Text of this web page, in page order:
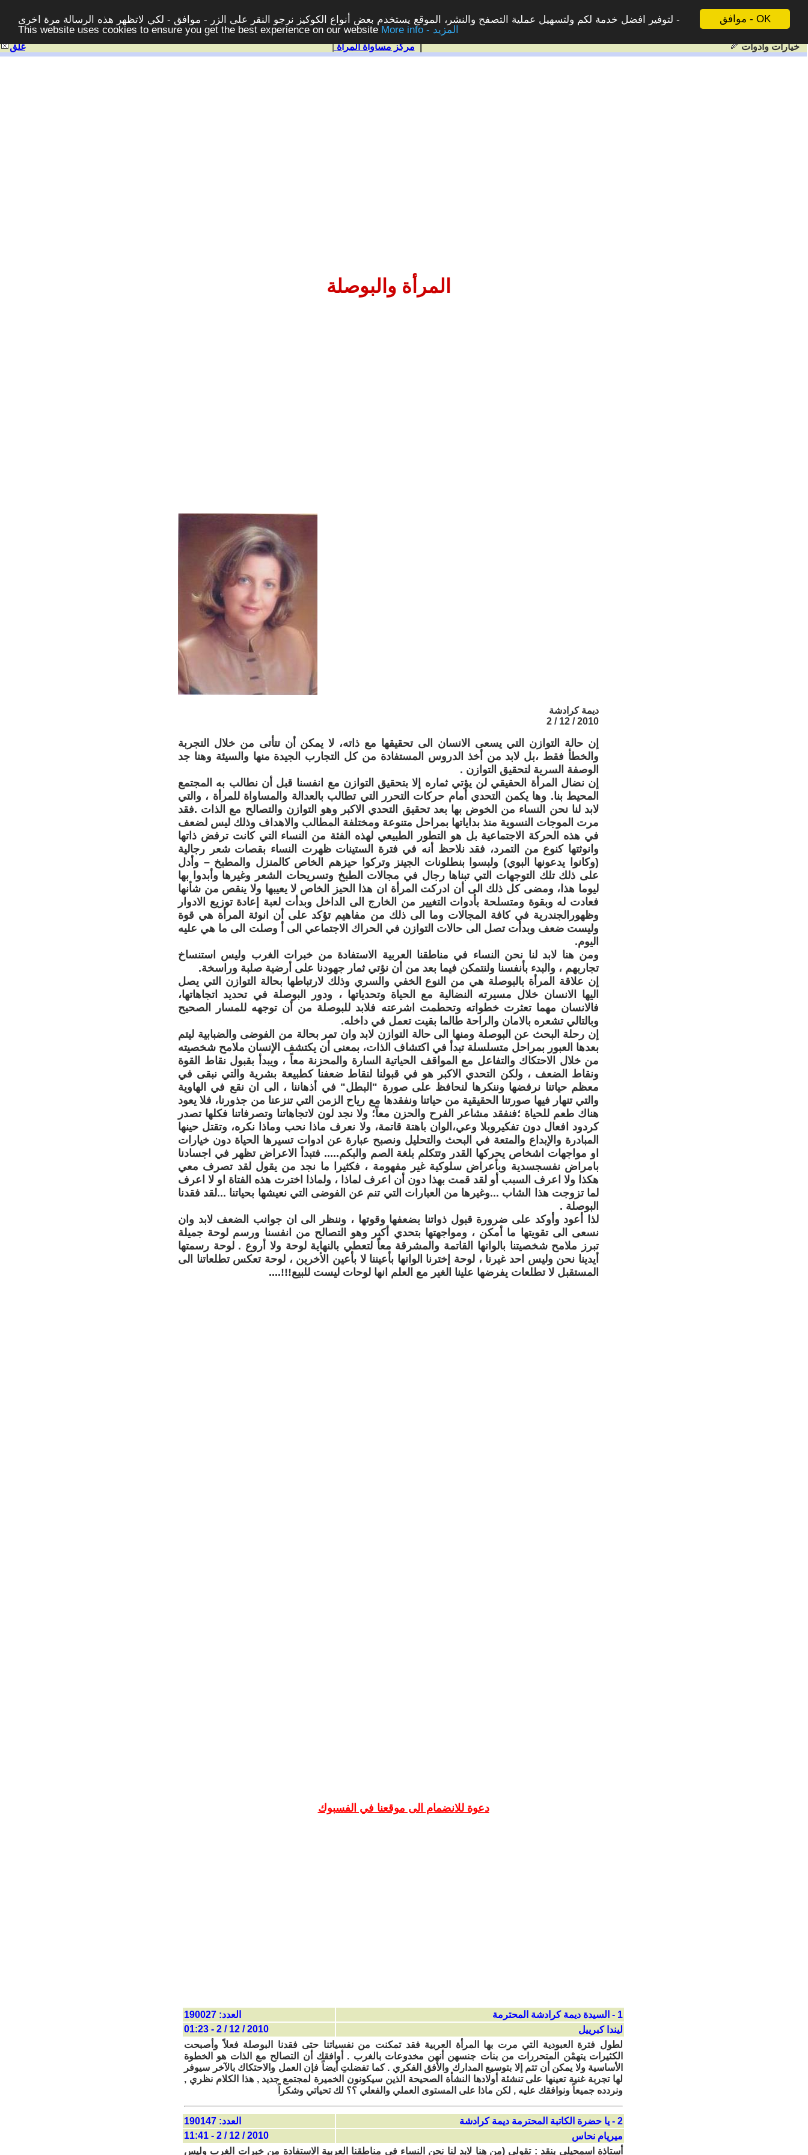
موافق - OK
لتوفير افضل خدمة لكم ولتسهيل عملية التصفح والنشر، الموقع يستخدم بعض أنواع الكوكيز نرجو النقر على الزر - موافق - لكي لاتظهر هذه الرسالة مرة اخرى -
This website uses cookies to ensure you get the best experience on our website
More info - المزيد
غلق | مركز مساواة المرأة| خيارات وادوات
المرأة والبوصلة
ديمة كرادشة
2010 / 12 / 2
إن حالة التوازن التي يسعى الانسان الى تحقيقها مع ذاته، لا يمكن أن تتأتى من خلال التجربة
والخطأ فقط ،بل لابد من أخذ الدروس المستفادة من كل التجارب الجيدة منها والسيئة وهنا جد
الوصفة السرية لتحقيق التوازن .
إن نضال المرأة الحقيقي لن يؤتي ثماره إلا بتحقيق التوازن مع انفسنا قبل أن نطالب به المجتمع
المحيط بنا. وها يكمن التحدي أمام حركات التحرر التي تطالب بالعدالة والمساواة للمرأة ، والتي
لابد لنا نحن النساء من الخوض بها بعد تحقيق التحدي الاكبر وهو التوازن والتصالح مع الذات .فقد
مرت الموجات النسوية منذ بداياتها بمراحل متنوعة ومختلفة المطالب والاهداف وذلك ليس لضعف
في هذه الحركة الاجتماعية بل هو التطور الطبيعي لهذه الفئة من النساء التي كانت ترفض ذاتها
وانوثتها كنوع من التمرد، فقد نلاحظ أنه في فترة الستينات ظهرت النساء بقصات شعر رجالية
(وكانوا يدعونها البوي) ولبسوا بنطلونات الجينز وتركوا حيزهم الخاص كالمنزل والمطبخ – وأدل
على ذلك تلك التوجهات التي تبناها رجال في مجالات الطبخ وتسريحات الشعر وغيرها وأبدوا بها
ليوما هذا، ومضى كل ذلك الى أن ادركت المرأة ان هذا الحيز الخاص لا يعيبها ولا ينقص من شأنها
فعادت له وبقوة ومتسلحة بأدوات التغيير من الخارج الى الداخل وبدأت لعبة إعادة توزيع الادوار
وظهورالجندرية في كافة المجالات وما الى ذلك من مفاهيم تؤكد على أن انوثة المرأة هي قوة
وليست ضعف وبدأت تصل الى حالات التوازن في الحراك الاجتماعي الى أ وصلت الى ما هي عليه
اليوم.
ومن هنا لابد لنا نحن النساء في مناطقنا العربية الاستفادة من خبرات الغرب وليس استنساخ
تجاربهم ، والبدء بأنفسنا ولنتمكن فيما بعد من أن نؤتي ثمار جهودنا على أرضية صلبة وراسخة.
إن علاقة المرأة بالبوصلة هي من النوع الخفي والسري وذلك لارتباطها بحالة التوازن التي يصل
اليها الانسان خلال مسيرته النضالية مع الحياة وتحدياتها ، ودور البوصلة في تحديد اتجاهاتها،
فالانسان مهما تعثرت خطواته وتحطمت اشرعته فلابد للبوصلة من أن توجهه للمسار الصحيح
وبالتالي تشعره بالامان والراحة طالما بقيت تعمل في داخله.
إن رحلة البحث عن البوصلة ومنها الى حالة التوازن لابد وان تمر بحالة من الفوضى والضبابية ليتم
بعدها العبور بمراحل متسلسلة تبدأ في اكتشاف الذات، بمعنى أن يكتشف الإنسان ملامح شخصيته
من خلال الاحتكاك والتفاعل مع المواقف الحياتية السارة والمحزنة معاً ، ويبدأ بقبول نقاط القوة
ونقاط الضعف ، ولكن التحدي الاكبر هو في قبولنا لنقاط ضعفنا كطبيعة بشرية والتي نبقى في
معظم حياتنا نرفضها وننكرها لنحافظ على صورة "البطل" في أذهاننا ، الى ان نقع في الهاوية
والتي تنهار فيها صورتنا الحقيقية من حياتنا ونفقدها مع رياح الزمن التي تنزعنا من جذورنا، فلا يعود
هناك طعم للحياة ؛فنفقد مشاعر الفرح والحزن معاً؛ ولا نجد لون لاتجاهاتنا وتصرفاتنا فكلها تصدر
كردود افعال دون تفكيروبلا وعي،الوان باهتة قاتمة، ولا نعرف ماذا نحب وماذا نكره، وتقتل حينها
المبادرة والإبداع والمتعة في البحث والتحليل ونصبح عبارة عن ادوات تسيرها الحياة دون خيارات
او مواجهات اشخاص يحركها القدر وتتكلم بلغة الصم والبكم..... فتبدأ الاعراض تظهر في اجسادنا
بامراض نفسجسدية وبأعراض سلوكية غير مفهومة ، فكثيرا ما نجد من يقول لقد تصرف معي
هكذا ولا اعرف السبب أو لقد قمت بهذا دون أن اعرف لماذا ، ولماذا اخترت هذه الفتاة او لا اعرف
لما تزوجت هذا الشاب ...وغيرها من العبارات التي تنم عن الفوضى التي نعيشها بحياتنا ...لقد فقدنا
البوصلة .
لذا أعود وأوكد على ضرورة قبول ذواتنا بضعفها وقوتها ، وننظر الى ان جوانب الضعف لابد وان
نسعى الى تقويتها ما أمكن ، ومواجهتها بتحدي أكبر وهو التصالح من انفسنا ورسم لوحة جميلة
تبرز ملامح شخصيتنا بالوانها القاتمة والمشرقة معاً لتعطي بالنهاية لوحة ولا أروع . لوحة رسمتها
أيدينا نحن وليس احد غيرنا ، لوحة إخترنا الوانها بأعيننا لا بأعين الأخرين ، لوحة تعكس تطلعاتنا الى
المستقبل لا تطلعات يفرضها علينا الغير مع العلم انها لوحات ليست للبيع!!!....
دعوة للانضمام الى موقعنا في الفسبوك
1 - السيدة ديمة كرادشة المحترمة
العدد: 190027
ليندا كبرييل
2010 / 12 / 2 - 01:23
لطول فترة العبودية التي مرت بها المرأة العربية فقد تمكنت من نفسياتنا حتى فقدنا البوصلة فعلاً وأصبحت
الكثيرات يتهمْن المتحررات من بنات جنسهن أنهن مخدوعات بالغرب . أوافقك أن التصالح مع الذات هو الخطوة
الأساسية ولا يمكن أن تتم إلا بتوسيع المدارك والأفق الفكري . كما تفضلتِ أيضاً فإن العمل والاحتكاك بالآخر سيوفر
لها تجربة غنية تعينها على تنشئة أولادها النشأة الصحيحة الذين سيكونون الخميرة لمجتمع جديد , هذا الكلام نظري ,
ونردده جميعاً ونوافقك عليه , لكن ماذا على المستوى العملي والفعلي ؟؟ لك تحياتي وشكراً
2 - يا حضرة الكاتبة المحترمة ديمة كرادشة
العدد: 190147
ميريام نحاس
2010 / 12 / 2 - 11:41
أستاذة اسمحيلي بنقد : تقولي (من هنا لابد لنا نحن النساء في مناطقنا العربية الاستفادة من خبرات الغرب وليس